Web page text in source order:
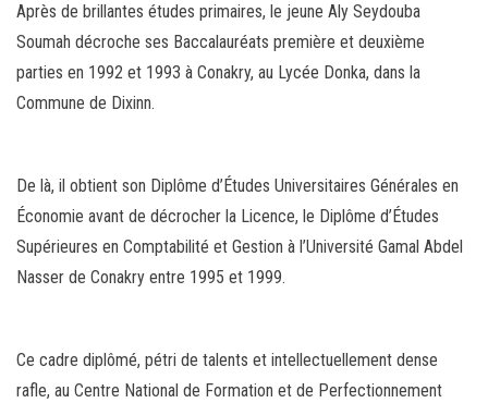
Après de brillantes études primaires, le jeune Aly Seydouba
Soumah décroche ses Baccalauréats première et deuxième
parties en 1992 et 1993 à Conakry, au Lycée Donka, dans la
Commune de Dixinn.
De là, il obtient son Diplôme d’Études Universitaires Générales en
Économie avant de décrocher la Licence, le Diplôme d’Études
Supérieures en Comptabilité et Gestion à l’Université Gamal Abdel
Nasser de Conakry entre 1995 et 1999.
Ce cadre diplômé, pétri de talents et intellectuellement dense
rafle, au Centre National de Formation et de Perfectionnement